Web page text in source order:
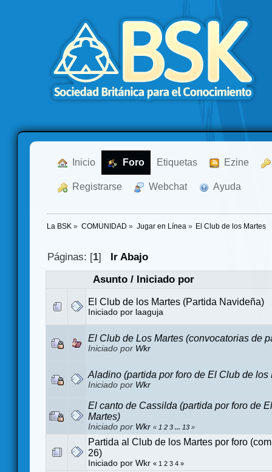
Inicio Foro Etiquetas Ezine
Registrarse Webchat Ayuda
La BSK » COMUNIDAD » Jugar en Línea » El Club de los Martes
Páginas: [1]
Ir Abajo
Asunto/ Iniciado por
El Club de los Martes (Partida Navideña)
Iniciado por laaguja
El Club de Los Martes (convocatorias de
Iniciado por Wkr
Aladino (partida por foro de El Club de los
Iniciado por Wkr
El canto de Cassilda (partida por foro de
Martes)
Iniciado por Wkr « 1 2 3 ... 13 »
Partida al Club de los Martes por foro
26)
Iniciado por Wkr « 1 2 3 4 »